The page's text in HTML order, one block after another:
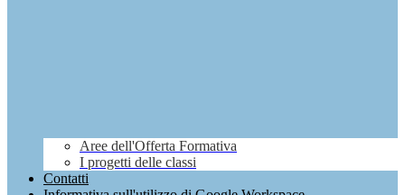
Aree dell'Offerta Formativa
I progetti delle classi
Contatti